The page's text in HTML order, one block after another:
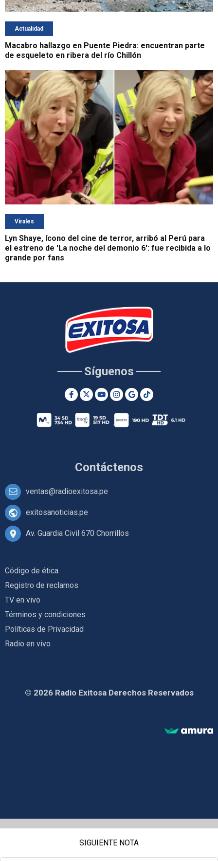
Actualidad
Macabro hallazgo en Puente Piedra: encuentran parte
de esqueleto en ribera del río Chillón
Virales
Lyn Shaye, ícono del cine de terror, arribó al Perú para
el estreno de 'La noche del demonio 6': fue recibida a lo
grande por fans
Contáctenos
ventas@radioexitosa.pe
exitosanoticias.pe
Av. Guardia Civil 670 Chorrillos
Síguenos
Código de ética
Registro de reclamos
TV en vivo
Términos y condiciones
Políticas de Privacidad
Radio en vivo
© 2026 Radio Exitosa Derechos Reservados
SIGUIENTE NOTA